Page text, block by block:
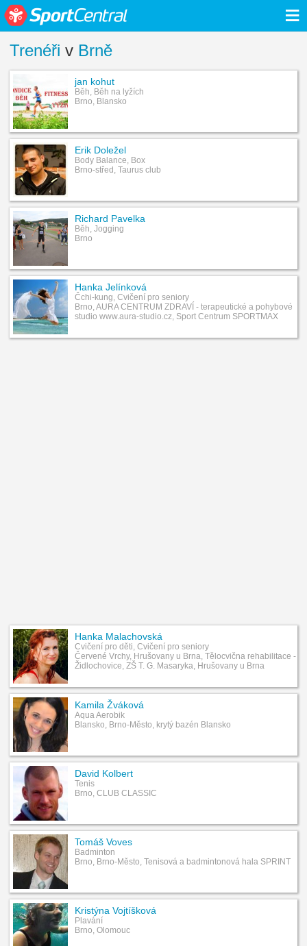
≡
Trenéři v Brně
jan kohut
Běh, Běh na lyžích
Brno, Blansko
Erik Doležel
Body Balance, Box
Brno-střed, Taurus club
Richard Pavelka
Běh, Jogging
Brno
Hanka Jelínková
Čchi-kung, Cvičení pro seniory
Brno, AURA CENTRUM ZDRAVÍ - terapeutické a pohybové
studio www.aura-studio.cz, Sport Centrum SPORTMAX
Hanka Malachovská
Cvičení pro děti, Cvičení pro seniory
Červené Vrchy, Hrušovany u Brna, Tělocvična rehabilitace -
Židlochovice, ZŠ T. G. Masaryka, Hrušovany u Brna
Kamila Žváková
Aqua Aerobik
Blansko, Brno-Město, krytý bazén Blansko
David Kolbert
Tenis
Brno, CLUB CLASSIC
Tomáš Voves
Badminton
Brno, Brno-Město, Tenisová a badmintonová hala SPRINT
Kristýna Vojtíšková
Plavání
Brno, Olomouc